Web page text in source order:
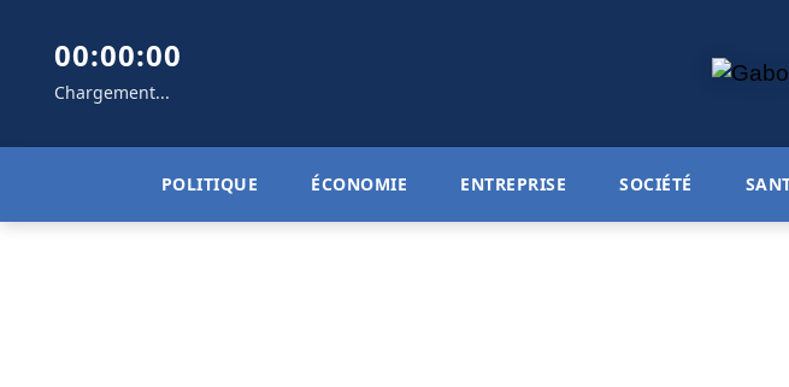
00:00:00
Chargement...
POLITIQUE ÉCONOMIE ENTREPRISE SOCIÉTÉ